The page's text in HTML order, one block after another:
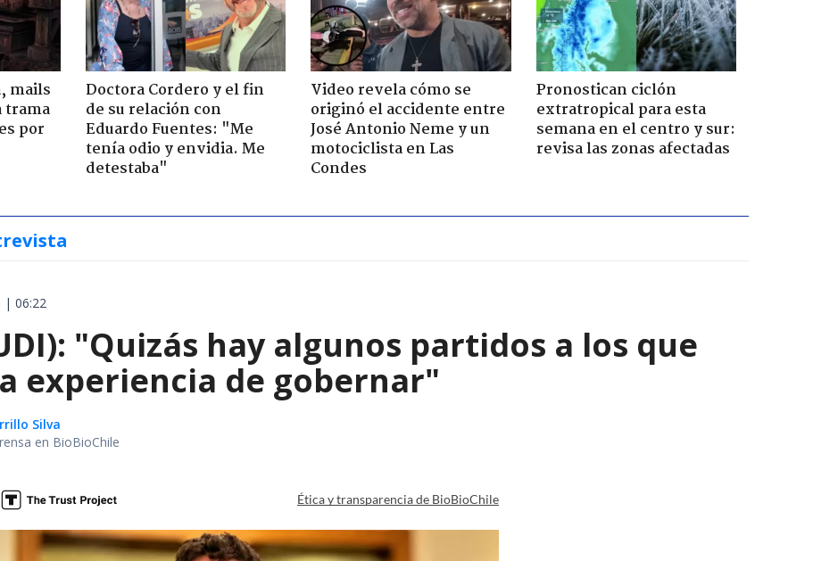
mails
trama
por
Doctora Cordero y el fin
de su relación con
Eduardo Fuentes: "Me
tenía odio y envidia. Me
detestaba"
Video revela cómo se
originó el accidente entre
José Antonio Neme y un
motociclista en Las
Condes
Pronostican ciclón
extratropical para esta
semana en el centro y sur:
revisa las zonas afectadas
| 06:22
"Quizás hay algunos partidos a los que
experiencia de gobernar"
Silva
en BioBioChile
Ética y transparencia de BioBioChile